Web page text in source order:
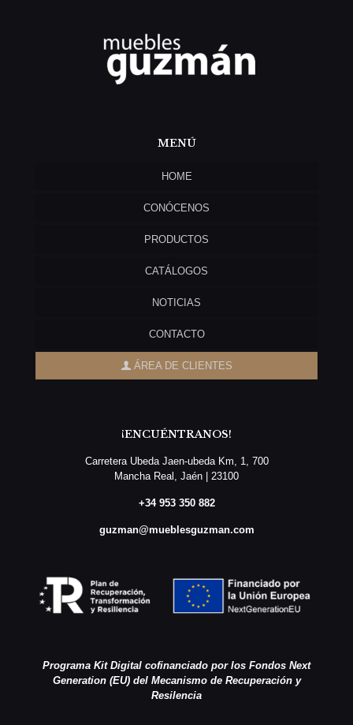
MENÚ
HOME
CONÓCENOS
PRODUCTOS
CATÁLOGOS
NOTICIAS
CONTACTO
ÁREA DE CLIENTES
¡ENCUÉNTRANOS!
Carretera Ubeda Jaen-ubeda Km, 1, 700
Mancha Real, Jaén | 23100
+34 953 350 882
guzman@mueblesguzman.com
Programa Kit Digital cofinanciado por los Fondos Next
Generation (EU) del Mecanismo de Recuperación y
Resilencia